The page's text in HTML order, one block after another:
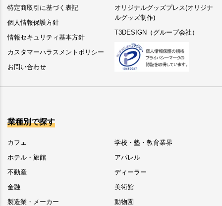
特定商取引に基づく表記
個人情報保護方針
情報セキュリティ基本方針
カスタマーハラスメントポリシー
お問い合わせ
オリジナルグッズプレス(オリジナ
ルグッズ制作)
T3DESIGN（グループ会社）
業種別で探す
カフェ
ホテル・旅館
不動産
金融
製造業・メーカー
学校・塾・教育業界
アパレル
ディーラー
美術館
動物園